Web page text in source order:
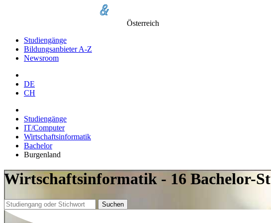
Österreich
Studiengänge
Bildungsanbieter A-Z
Newsroom
DE
CH
Studiengänge
IT/Computer
Wirtschaftsinformatik
Bachelor
Burgenland
Wirtschaftsinformatik - 16 Bachelor-
Suchen